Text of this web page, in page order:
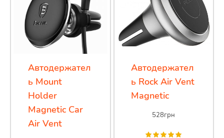
Автодержател
ь Mount
Holder
Magnetic Car
Air Vent
Автодержател
ь Rock Air Vent
Magnetic
528грн